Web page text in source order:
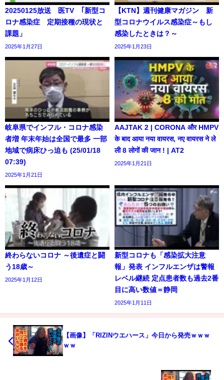
20250125放送 医TV ｢新型コ
ロナ感染症 定期接種の現状と
課題」
2025年1月27日
【KTN】週刊健康マガジン 新
型コロナウイルス感染症～もし
感染したときは？～
2025年1月23日
岐阜県でインフル・コロナ感染
者増 年末年始は全国で最多 一部
地域で病床ひっ迫も (25/01/18
07:39)
2025年1月21日
AAJTAK 2 | CORONA और HMPV
के बाद आया नया वायरस, नए वायरस ने ले
ली 8 लोगों की जान ! | AT2
2025年1月21日
終わらないコロナ ～後遺症と闘
う18歳～
2025年1月12日
新型コロナも「感染拡大注意
報」発表 インフルエンザは警報
レベル継続 定点患者数も過去2番
目に高い数値＝静岡
2025年1月11日
【画像】「RIZINウエハース」今日から発売ｗｗｗ
ｗｗ